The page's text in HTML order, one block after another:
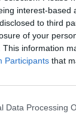
interest-based
to third
of your
This information
Participants that
Data Processing